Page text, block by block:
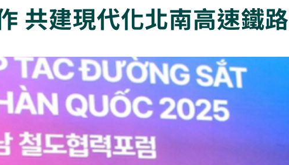
共建現代化北南高速鐵路